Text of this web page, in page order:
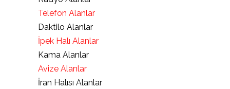
Telefon Alanlar
Daktilo Alanlar
İpek Halı Alanlar
Kama Alanlar
Avize Alanlar
İran Halısı Alanlar